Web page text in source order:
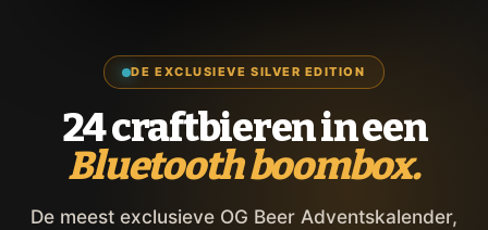
DE EXCLUSIEVE SILVER EDITION
24 craftbieren in een
Bluetooth boombox.
De meest exclusieve OG Beer Adventskalender,